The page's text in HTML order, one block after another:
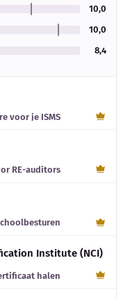
10,0
10,0
8,4
voor je ISMS
RE-auditors
Institute (NCI)
halen